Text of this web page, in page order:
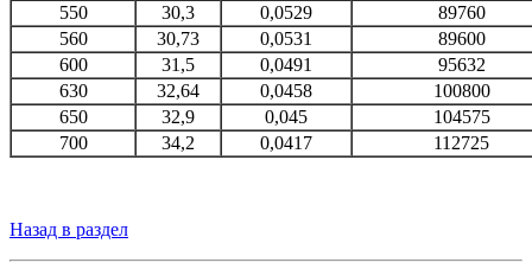
550
30,3 0,0529
89760
560
30,73 0,0531
89600
600
31,5 0,0491
95632
630
32,64 0,0458
100800
650
32,9 0,045
104575
700
34,2 0,0417 112725
Назад в раздел